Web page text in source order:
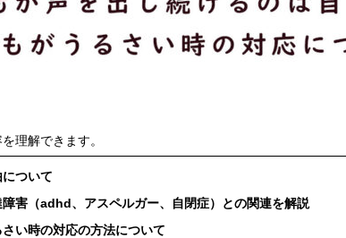
理解できます。
について
障害（adhd、アスペルガー、自閉症）との関連を解説
い時の対応の方法について